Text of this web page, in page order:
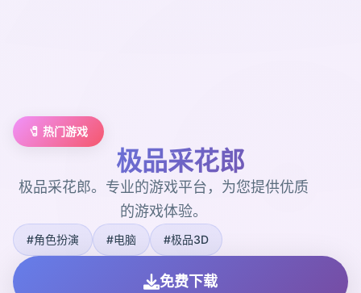
🧷 热门游戏
极品采花郎
极品采花郎。专业的游戏平台，为您提供优质
的游戏体验。
#角色扮演 #电脑 #极品3D
免费下载